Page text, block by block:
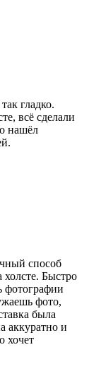
гладко.
всё сделали
нашёл
способ
холсте. Быстро
фотографии
фото,
была
аккуратно и
хочет